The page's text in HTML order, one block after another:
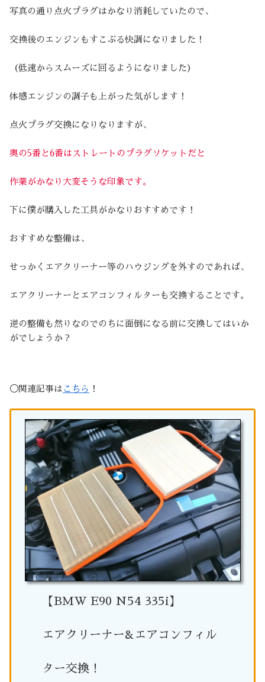
写真の通り点火プラグはかなり消耗していたので、
交換後のエンジンもすこぶる快調になりました！
（低速からスムーズに回るようになりました）
体感エンジンの調子も上がった気がします！
点火プラグ交換になりなりますが、
奥の5番と6番はストレートのプラグソケットだと
作業がかなり大変そうな印象です。
下に僕が購入した工具がかなりおすすめです！
おすすめな整備は、
せっかくエアクリーナー等のハウジングを外すのであれば、
エアクリーナーとエアコンフィルターも交換することです。
逆の整備も然りなのでのちに面倒になる前に交換してはいか
がでしょうか？
◯関連記事は こちら ！
【BMW E90 N54 335i】
エアクリーナー&エアコンフィル
ター交換！